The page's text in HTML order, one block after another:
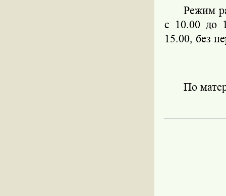
Режим
с 10.00 до
15.00, без
По